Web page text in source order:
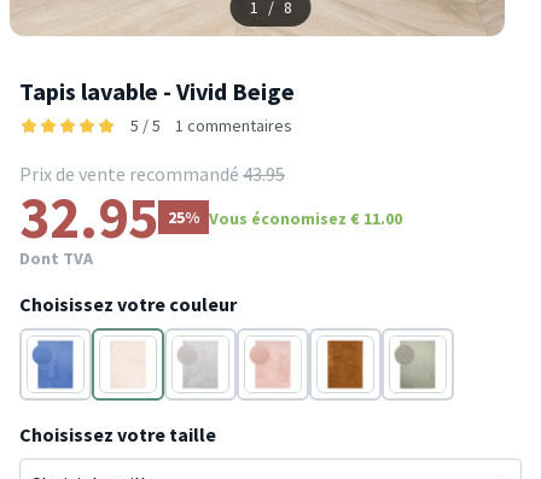
1 / 8
Tapis lavable - Vivid Beige
5 / 5 1 commentaires
Prix de vente recommandé 43.95
32.95 25% Vous économisez € 11.00
Dont TVA
Choisissez votre couleur
Bleu Crème Gris Rose TerracottaVert
Choisissez votre taille